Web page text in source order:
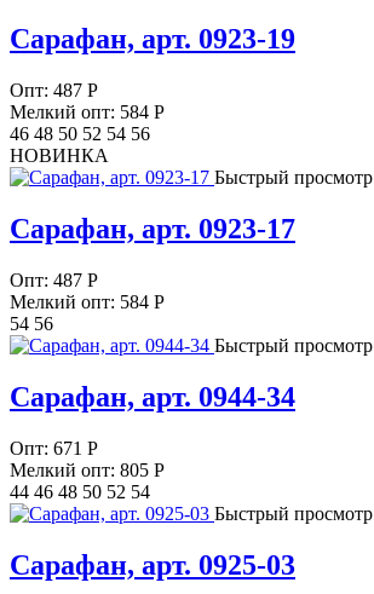
Сарафан, арт. 0923-19
Опт: 487 Р
Мелкий опт: 584 Р
46 48 50 52 54 56
НОВИНКА
Быстрый просмотр
Сарафан, арт. 0923-17
Опт: 487 Р
Мелкий опт: 584 Р
54 56
Быстрый просмотр
Сарафан, арт. 0944-34
Опт: 671 Р
Мелкий опт: 805 Р
44 46 48 50 52 54
Быстрый просмотр
Сарафан, арт. 0925-03